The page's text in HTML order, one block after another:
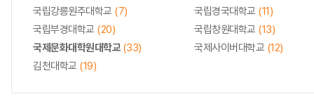
국립강릉원주대학교 (7) 국립경국대학교 (11)
국립부경대학교 (20) 국립창원대학교 (13)
국제문화대학원대학교(33) 국제사이버대학교 (12)
김천대학교 (19)